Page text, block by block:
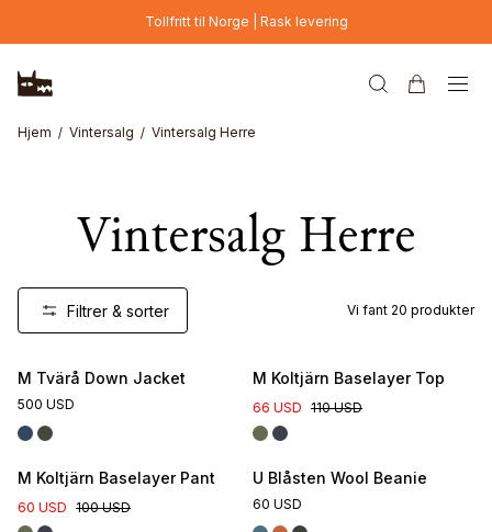
Hopp til hovedinnholdTollfritt til Norge | Rask levering
Hjem Vintersalg Vintersalg Herre
Vintersalg Herre
Filtrer & sorter Vi fant 20 produkter
M Tvärå Down Jacket
500 USD
M Koltjärn Baselayer Top
66 USD 110 USD
M Koltjärn Baselayer Pant
60 USD 100 USD
U Blåsten Wool Beanie
60 USD